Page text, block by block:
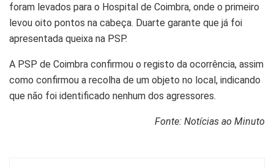
foram levados para o Hospital de Coimbra, onde o primeiro
levou oito pontos na cabeça. Duarte garante que já foi
apresentada queixa na PSP.
A PSP de Coimbra confirmou o registo da ocorrência, assim
como confirmou a recolha de um objeto no local, indicando
que não foi identificado nenhum dos agressores.
Fonte: Notícias ao Minuto